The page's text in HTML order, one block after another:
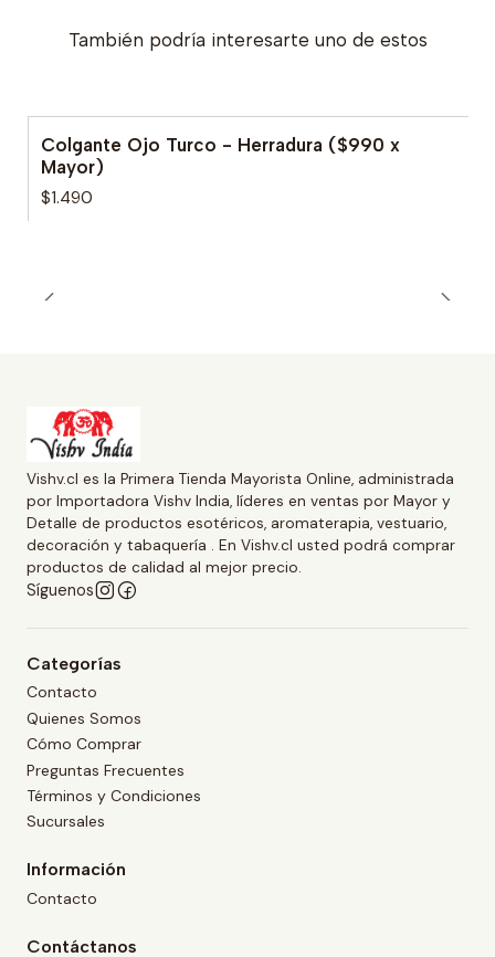
También podría interesarte uno de estos
Colgante Ojo Turco - Herradura ($990 x
Mayor)
$1.490
Vishv.cl es la Primera Tienda Mayorista Online, administrada
por Importadora Vishv India, líderes en ventas por Mayor y
Detalle de productos esotéricos, aromaterapia, vestuario,
decoración y tabaquería . En Vishv.cl usted podrá comprar
productos de calidad al mejor precio.
Síguenos
Categorías
Contacto
Quienes Somos
Cómo Comprar
Preguntas Frecuentes
Términos y Condiciones
Sucursales
Información
Contacto
Contáctanos